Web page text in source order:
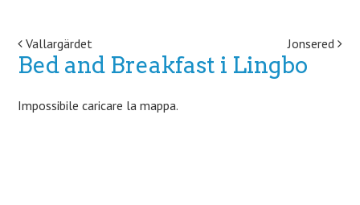
Post navigation
Vallargärdet Jonsered
Bed and Breakfast i Lingbo
Impossibile caricare la mappa.